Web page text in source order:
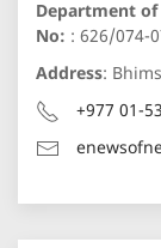
Department
No: : 626/074-
Address:
+977 01-